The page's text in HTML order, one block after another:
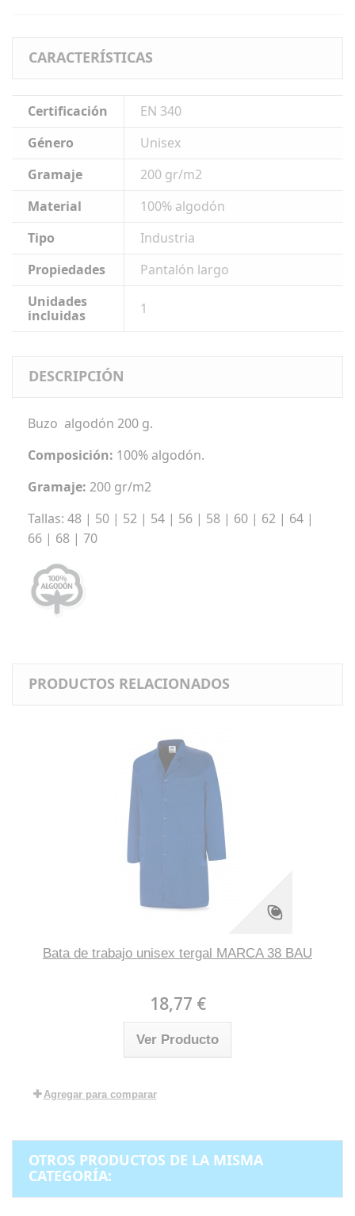
CARACTERÍSTICAS
Certificación
EN 340
Género
Unisex
Gramaje
200 gr/m2
Material
100% algodón
Tipo
Industria
Propiedades
Pantalón largo
Unidades
incluidas
1
DESCRIPCIÓN
Buzo algodón 200 g.
Composición: 100% algodón.
Gramaje: 200 gr/m2
Tallas: 48 | 50 | 52 | 54 | 56 | 58 | 60 | 62 | 64 |
66 | 68 | 70
PRODUCTOS RELACIONADOS
Bata de trabajo unisex tergal MARCA 38 BAU
18,77 €
Ver Producto
Agregar para comparar
OTROS PRODUCTOS DE LA MISMA
CATEGORÍA: